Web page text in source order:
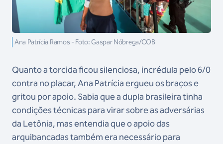
Ana Patrícia Ramos - Foto: Gaspar Nóbrega/COB
Quanto a torcida ficou silenciosa, incrédula pelo 6/0
contra no placar, Ana Patrícia ergueu os braços e
gritou por apoio. Sabia que a dupla brasileira tinha
condições técnicas para virar sobre as adversárias
da Letônia, mas entendia que o apoio das
arquibancadas também era necessário para